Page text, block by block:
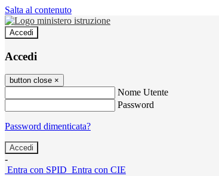
Salta al contenuto
Accedi
Accedi
button close ×
Nome Utente
Password
Password dimenticata?
-
Entra con SPID Entra con CIE